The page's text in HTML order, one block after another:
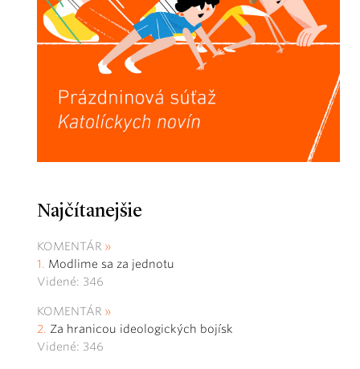
Najčítanejšie
KOMENTÁR
Modlime sa za jednotu
Videné: 346
KOMENTÁR
Za hranicou ideologických bojísk
Videné: 346